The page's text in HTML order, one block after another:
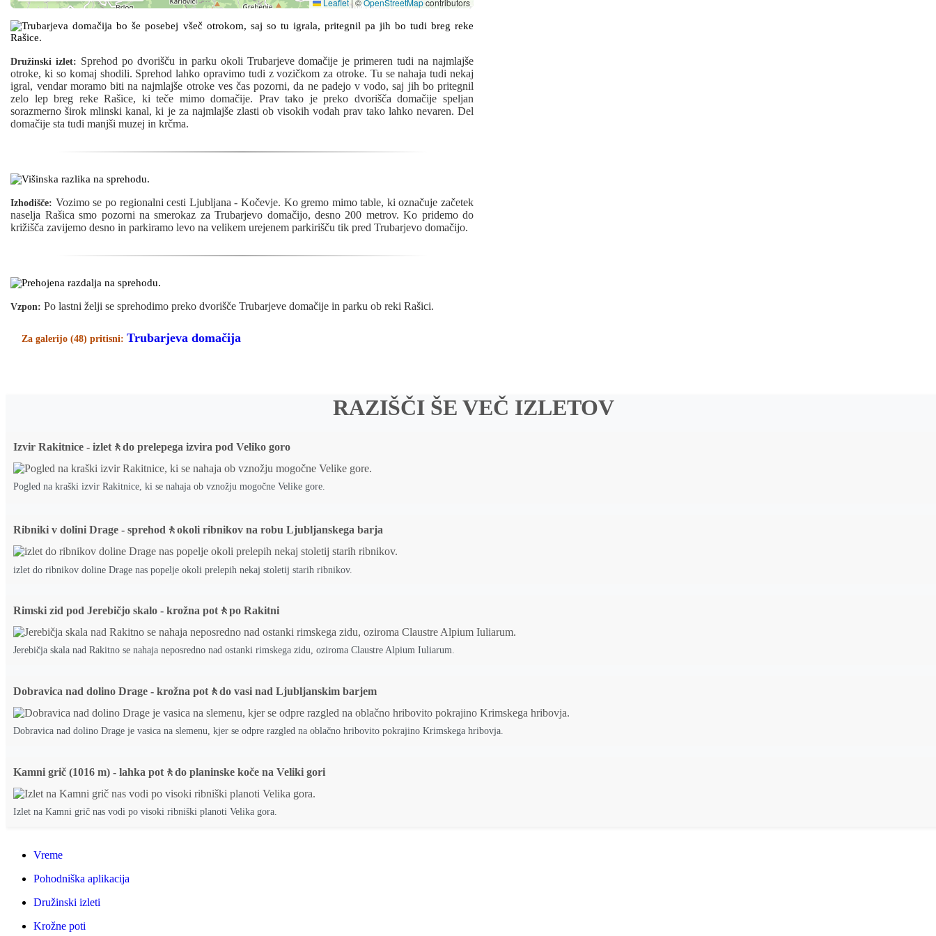
Družinski izlet: Sprehod po dvorišču in parku okoli Trubarjeve domačije je primeren tudi na najmlajše
otroke, ki so komaj shodili. Sprehod lahko opravimo tudi z vozičkom za otroke. Tu se nahaja tudi nekaj
igral, vendar moramo biti na najmlajše otroke ves čas pozorni, da ne padejo v vodo, saj jih bo pritegnil
zelo lep breg reke Rašice, ki teče mimo domačije. Prav tako je preko dvorišča domačije speljan
sorazmerno širok mlinski kanal, ki je za najmlajše zlasti ob visokih vodah prav tako lahko nevaren. Del
domačije sta tudi manjši muzej in krčma.
Izhodišče: Vozimo se po regionalni cesti Ljubljana - Kočevje. Ko gremo mimo table, ki označuje začetek
naselja Rašica smo pozorni na smerokaz za Trubarjevo domačijo, desno 200 metrov. Ko pridemo do
križišča zavijemo desno in parkiramo levo na velikem urejenem parkirišču tik pred Trubarjevo domačijo.
Vzpon: Po lastni želji se sprehodimo preko dvorišče Trubarjeve domačije in parku ob reki Rašici.
Za galerijo (48) pritisni:Trubarjeva domačija
RAZIŠČI ŠE VEČ IZLETOV
Izvir Rakitnice - izlet🚶do prelepega izvira pod Veliko goro
Pogled na kraški izvir Rakitnice, ki se nahaja ob vznožju mogočne Velike gore.
Ribniki v dolini Drage - sprehod🚶okoli ribnikov na robu Ljubljanskega barja
izlet do ribnikov doline Drage nas popelje okoli prelepih nekaj stoletij starih ribnikov.
Rimski zid pod Jerebičjo skalo - krožna pot🚶po Rakitni
Jerebičja skala nad Rakitno se nahaja neposredno nad ostanki rimskega zidu, oziroma Claustre Alpium Iuliarum.
Dobravica nad dolino Drage - krožna pot🚶do vasi nad Ljubljanskim barjem
Dobravica nad dolino Drage je vasica na slemenu, kjer se odpre razgled na oblačno hribovito pokrajino Krimskega hribovja.
Kamni grič (1016 m) - lahka pot🚶do planinske koče na Veliki gori
Izlet na Kamni grič nas vodi po visoki ribniški planoti Velika gora.
Vreme
Pohodniška aplikacija
Družinski izleti
Krožne poti